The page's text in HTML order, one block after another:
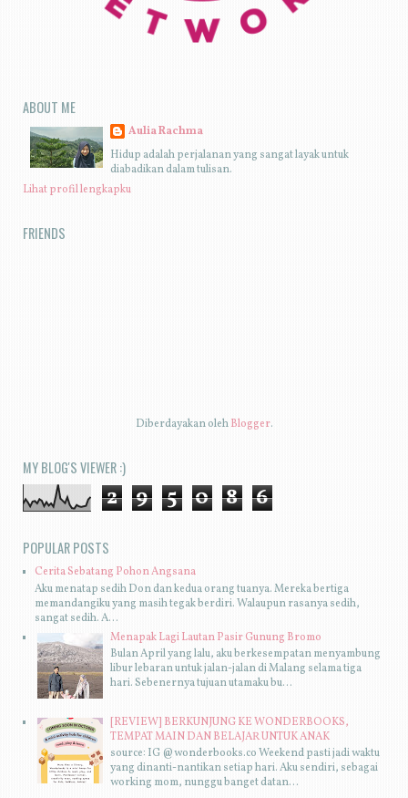
ABOUT ME
Aulia Rachma
Hidup adalah perjalanan yang sangat layak untuk
diabadikan dalam tulisan.
Lihat profil lengkapku
FRIENDS
Diberdayakan olehBlogger.
MY BLOG'S VIEWER :)
2 9 5 0 8 6
POPULAR POSTS
Cerita Sebatang Pohon Angsana
Aku menatap sedih Don dan kedua orang tuanya. Mereka bertiga
memandangiku yang masih tegak berdiri. Walaupun rasanya sedih,
sangat sedih. A...
Menapak Lagi Lautan Pasir Gunung Bromo
Bulan April yang lalu, aku berkesempatan menyambung
libur lebaran untuk jalan-jalan di Malang selama tiga
hari. Sebenernya tujuan utamaku bu...
[REVIEW] BERKUNJUNG KE WONDERBOOKS,
TEMPAT MAIN DAN BELAJAR UNTUK ANAK
source: IG @wonderbooks.co Weekend pasti jadi waktu
yang dinanti-nantikan setiap hari. Aku sendiri, sebagai
working mom, nunggu banget datan...